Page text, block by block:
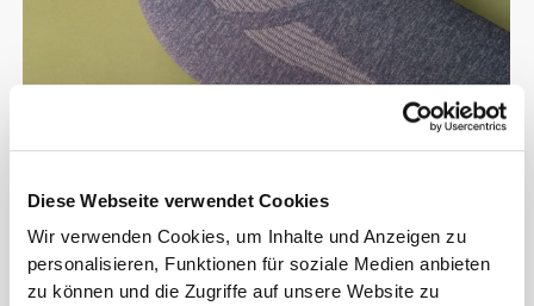
Diese Webseite verwendet Cookies
Wir verwenden Cookies, um Inhalte und Anzeigen zu
personalisieren, Funktionen für soziale Medien anbieten
zu können und die Zugriffe auf unsere Website zu
Vom leichten täglichen Training bis
Gemacht, um mit dir zu rennen,
heben und dehnen.